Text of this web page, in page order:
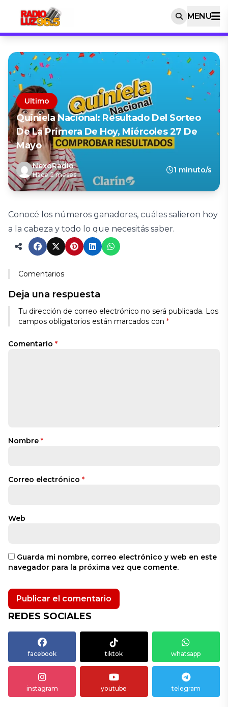
MENU
Ultimo
Quiniela Nacional: Resultado Del Sorteo
De La Primera De Hoy, Miércoles 27 De
Mayo
NexoRadio
Hace 2 meses
1 minuto/s
Conocé los números ganadores, cuáles salieron hoy
a la cabeza y todo lo que necesitás saber.
Comentarios
Deja una respuesta
Tu dirección de correo electrónico no será publicada. Los
campos obligatorios están marcados con *
Comentario *
Nombre *
Correo electrónico *
Web
Guarda mi nombre, correo electrónico y web en este
navegador para la próxima vez que comente.
REDES SOCIALES
facebook tiktok whatsapp
instagram youtube telegram